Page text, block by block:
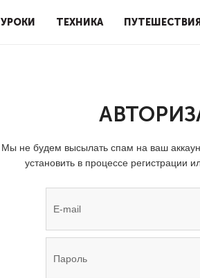
УРОКИ ТЕХНИКА ПУТЕШЕСТВИЯ
Мы не будем высылать спам на ваш
установить в процессе регистрации